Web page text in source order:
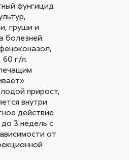
фунгицид
груши и
болезней.
60 г/л.
прирост,
внутри
действие
3 недель с
от